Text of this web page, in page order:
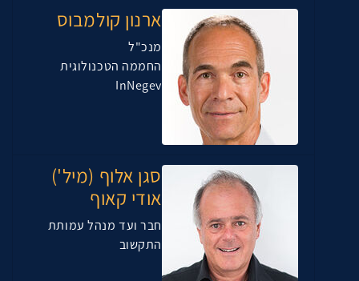
ארנון קולמבוס
מנכ"ל
החממה הטכנולוגית
InNegev
סגן אלוף (מיל')
אודי קאוף
חבר ועד מנהל עמותת
התקשוב